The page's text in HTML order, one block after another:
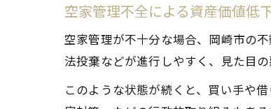
空家管理不全による資産価値低
空家管理が不十分な場合、岡崎市の
法投棄などが進行しやすく、見た目
このような状態が続くと、買い手や